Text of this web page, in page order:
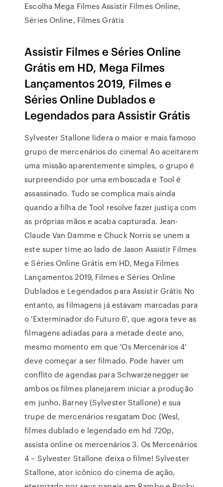
Escolha Mega Filmes Assistir Filmes Online,
Séries Online, Filmes Grátis
Assistir Filmes e Séries Online
Grátis em HD, Mega Filmes
Lançamentos 2019, Filmes e
Séries Online Dublados e
Legendados para Assistir Grátis
Sylvester Stallone lidera o maior e mais famoso
grupo de mercenários do cinema! Ao aceitarem
uma missão aparentemente simples, o grupo é
surpreendido por uma emboscada e Tool é
assassinado. Tudo se complica mais ainda
quando a filha de Tool resolve fazer justiça com
as próprias mãos e acaba capturada. Jean-
Claude Van Damme e Chuck Norris se unem a
este super time ao lado de Jason Assistir Filmes
e Séries Online Grátis em HD, Mega Filmes
Lançamentos 2019, Filmes e Séries Online
Dublados e Legendados para Assistir Grátis No
entanto, as filmagens já estavam marcadas para
o 'Exterminador do Futuro 6', que agora teve as
filmagens adiadas para a metade deste ano,
mesmo momento em que 'Os Mercenários 4'
deve começar a ser filmado. Pode haver um
conflito de agendas para Schwarzenegger se
ambos os filmes planejarem iniciar a produção
em junho. Barney (Sylvester Stallone) e sua
trupe de mercenários resgatam Doc (Wesl,
filmes dublado e legendado em hd 720p,
assista online os mercenários 3. Os Mercenários
4 – Sylvester Stallone deixa o filme! Sylvester
Stallone, ator icônico do cinema de ação,